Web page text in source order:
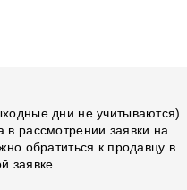
дни не учитываются).
в рассмотрении заявки на
обратиться к продавцу в
заявке.